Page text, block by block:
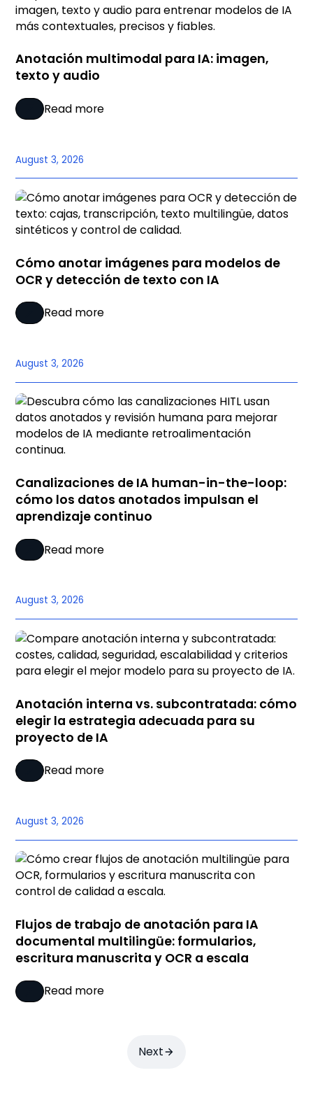
Anotación multimodal para IA: imagen,
texto y audio
Read more
August 3, 2026
Cómo anotar imágenes para modelos de
OCR y detección de texto con IA
Read more
August 3, 2026
Canalizaciones de IA human-in-the-loop:
cómo los datos anotados impulsan el
aprendizaje continuo
Read more
August 3, 2026
Anotación interna vs. subcontratada: cómo
elegir la estrategia adecuada para su
proyecto de IA
Read more
August 3, 2026
Flujos de trabajo de anotación para IA
documental multilingüe: formularios,
escritura manuscrita y OCR a escala
Read more
Next